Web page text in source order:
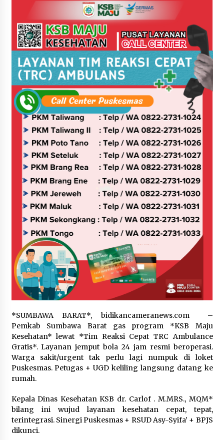
Publik di Lingkup Pemkab Sumbawa
4 hari ago
Bupati H. Jarot Dorong Inovasi Pelayanan
Publik, Empat Proyek Perubahan PKN II Resmi
Diluncurkan
4 hari ago
Jasa Raharja Serahkan Santunan kepada Ahli
Waris Korban Kebakaran KM Mutiara Sentosa II
4 hari ago
*SUMBAWA BARAT*, bidikancameranews.com –
Pemkab Sumbawa Barat gas program *KSB Maju
Kesehatan* lewat *Tim Reaksi Cepat TRC Ambulance
Gratis*. Layanan jemput bola 24 jam resmi beroperasi.
Warga sakit/urgent tak perlu lagi numpuk di loket
Puskesmas. Petugas + UGD keliling langsung datang ke
rumah.
Kepala Dinas Kesehatan KSB dr. Carlof . M.MRS., MQM*
bilang ini wujud layanan kesehatan cepat, tepat,
terintegrasi. Sinergi Puskesmas + RSUD Asy-Syifa’ + BPJS
dikunci.